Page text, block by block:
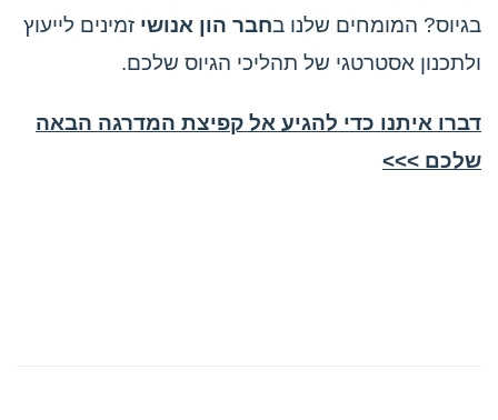
בגיוס? המומחים שלנו בחבר הון אנושי זמינים לייעוץ
ולתכנון אסטרטגי של תהליכי הגיוס שלכם.
דברו איתנו כדי להגיע אל קפיצת המדרגה הבאה
שלכם >>>